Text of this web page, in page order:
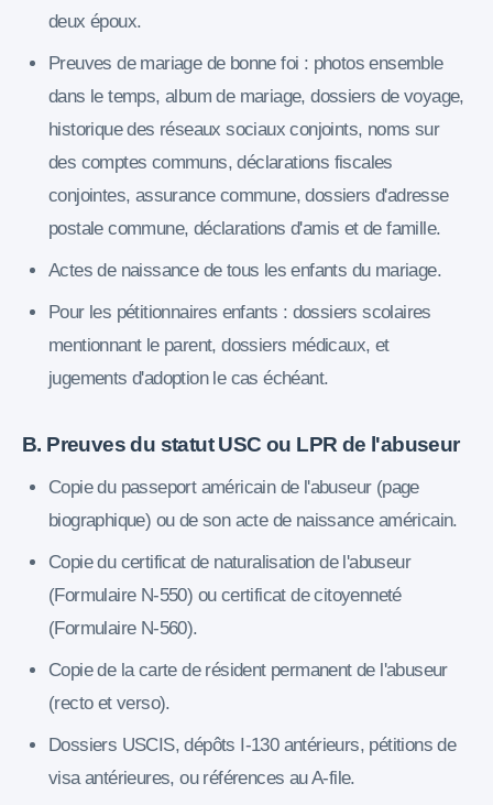
deux époux.
Preuves de mariage de bonne foi : photos ensemble
dans le temps, album de mariage, dossiers de voyage,
historique des réseaux sociaux conjoints, noms sur
des comptes communs, déclarations fiscales
conjointes, assurance commune, dossiers d'adresse
postale commune, déclarations d'amis et de famille.
Actes de naissance de tous les enfants du mariage.
Pour les pétitionnaires enfants : dossiers scolaires
mentionnant le parent, dossiers médicaux, et
jugements d'adoption le cas échéant.
B. Preuves du statut USC ou LPR de l'abuseur
Copie du passeport américain de l'abuseur (page
biographique) ou de son acte de naissance américain.
Copie du certificat de naturalisation de l'abuseur
(Formulaire N-550) ou certificat de citoyenneté
(Formulaire N-560).
Copie de la carte de résident permanent de l'abuseur
(recto et verso).
Dossiers USCIS, dépôts I-130 antérieurs, pétitions de
visa antérieures, ou références au A-file.